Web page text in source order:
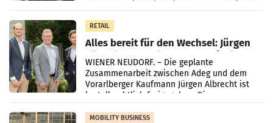
RETAIL
Alles bereit für den Wechsel: Jürgen
Albrecht setzt ab 1.1.2027 auf Adeg
WIENER NEUDORF. – Die geplante
Zusammenarbeit zwischen Adeg und dem
Vorarlberger Kaufmann Jürgen Albrecht ist
kartellrechtlich freigegeben: Die
Bundeswettbewerbsbehörde und der
Bundeskartellanwalt
MOBILITY BUSINESS